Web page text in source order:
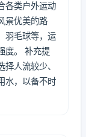
各类户外运动
景优美的路
羽毛球等，运
度。 补充提
人流较少、
水，以备不时